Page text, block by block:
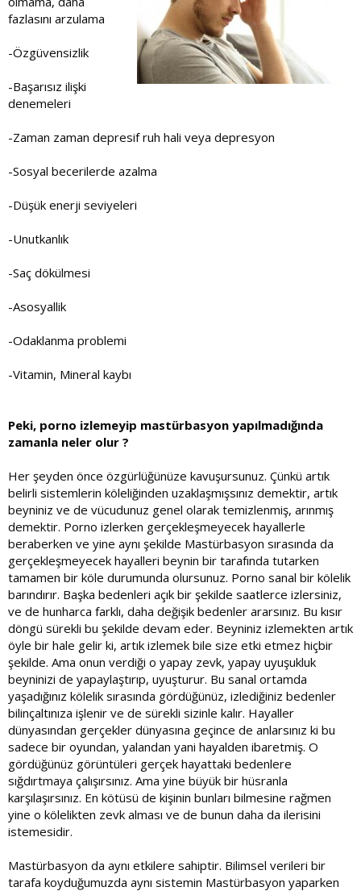
fazlasını arzulama
-Özgüvensizlik
-Başarısız ilişki
denemeleri
-Zaman zaman depresif ruh hali veya depresyon
-Sosyal becerilerde azalma
-Düşük enerji seviyeleri
-Unutkanlık
-Saç dökülmesi
-Asosyallik
-Odaklanma problemi
-Vitamin, Mineral kaybı
Peki, porno izlemeyip mastürbasyon yapılmadığında
zamanla neler olur ?
Her şeyden önce özgürlüğünüze kavuşursunuz. Çünkü artık
belirli sistemlerin köleliğinden uzaklaşmışsınız demektir, artık
beyniniz ve de vücudunuz genel olarak temizlenmiş, arınmış
demektir. Porno izlerken gerçekleşmeyecek hayallerle
beraberken ve yine aynı şekilde Mastürbasyon sırasında da
gerçekleşmeyecek hayalleri beynin bir tarafında tutarken
tamamen bir köle durumunda olursunuz. Porno sanal bir kölelik
barındırır. Başka bedenleri açık bir şekilde saatlerce izlersiniz,
ve de hunharca farklı, daha değişik bedenler ararsınız. Bu kısır
döngü sürekli bu şekilde devam eder. Beyniniz izlemekten artık
öyle bir hale gelir ki, artık izlemek bile size etki etmez hiçbir
şekilde. Ama onun verdiği o yapay zevk, yapay uyuşukluk
beyninizi de yapaylaştırıp, uyuşturur. Bu sanal ortamda
yaşadığınız kölelik sırasında gördüğünüz, izlediğiniz bedenler
bilinçaltınıza işlenir ve de sürekli sizinle kalır. Hayaller
dünyasından gerçekler dünyasına geçince de anlarsınız ki bu
sadece bir oyundan, yalandan yani hayalden ibaretmiş. O
gördüğünüz görüntüleri gerçek hayattaki bedenlere
sığdırtmaya çalışırsınız. Ama yine büyük bir hüsranla
karşılaşırsınız. En kötüsü de kişinin bunları bilmesine rağmen
yine o kölelikten zevk alması ve de bunun daha da ilerisini
istemesidir.
Mastürbasyon da aynı etkilere sahiptir. Bilimsel verileri bir
tarafa koyduğumuzda aynı sistemin Mastürbasyon yaparken